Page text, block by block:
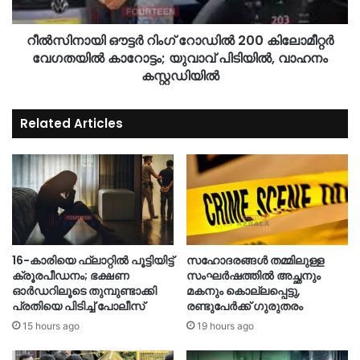
റീൽസിനായി ഔട്ടർ റിംഗ് റോഡിൽ 200 കിലോമീറ്റർ
വേഗതയിൽ കാറോട്ടം; യുവാവ് പിടിയിൽ, വാഹനം
കസ്റ്റഡിയിൽ
Related Articles
16-കാരിയെ ഫ്ലാറ്റിൽ പൂട്ടിയിട്ട്
ക്രൂരപീഡനം; ഭക്ഷണ
ഓർഡറിലൂടെ തുമ്പുണ്ടാക്കി
പ്രതിയെ പിടിച്ച് പോലീസ്
15 hours ago
സഹോദരങ്ങൾ തമ്മിലുള്ള
സംഘർഷത്തിൽ അച്ഛനും
മകനും കൊല്ലപ്പെട്ടു,
രണ്ടുപേർക്ക് ഗുരുതരം
19 hours ago